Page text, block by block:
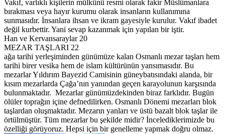
Vakıf, varlıklı kişilerin mülkünü resmi olarak fakir Müslümanlara
bırakması veya hayır kurumu olarak insanların kullanımına
sunmasıdır. İnsanlara ihsan ve ikram gayesiyle kurulur. Vakıf ibadet
değil kurbettir. Yani sevap kazanmak için yapılan bir iştir.
Han ve Kervansaraylar 20
MEZAR TAŞLARI 22
ağa tarihi yerleşiminden günümüze kalan Osmanlı mezar taşları hem
tarihi birer vesika hem de islam kültürünün yansımasıdır. Bu
mezarlar Yıldırım Bayezid Camisinin güneybatısındaki alanda, bir
kısım mezarlarda Çağa’nın yanından geçen karayolunun karşısında
bulunmaktadır. Mezarlar günümüzdekinden biraz farklıdır. Bugün
ölüler toprağın içine defnedilirken. Osmanlı Dönemi mezarları blok
taşlardan oluşmaktadır. Mezarın yanları ve üstü bazalt blok taşlar ile
örtülmüştür. Tüm mezarlar bu şekilde midir? İncelediklerimizde bu
özelliği görüyoruz. Hepsi için bir genelleme yapmak doğru olmaz.